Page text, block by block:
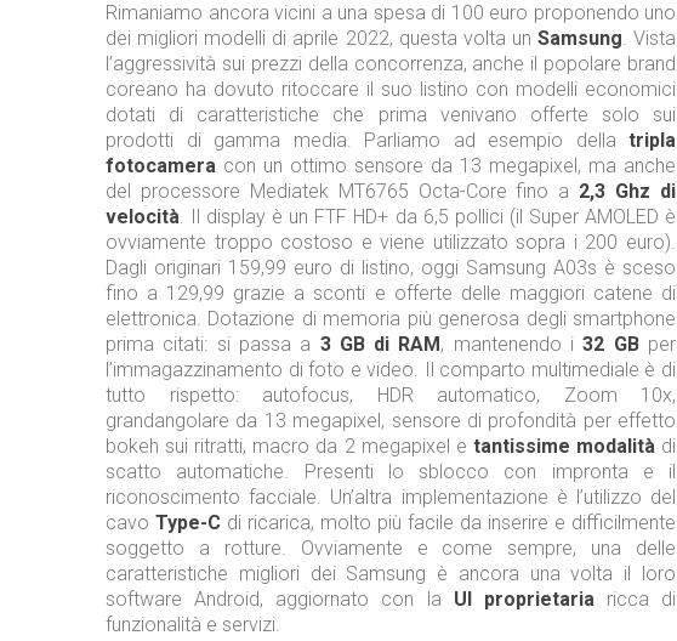
Rimaniamo ancora vicini a una spesa di 100 euro proponendo uno
dei migliori modelli di aprile 2022, questa volta un Samsung. Vista
l’aggressività sui prezzi della concorrenza, anche il popolare brand
coreano ha dovuto ritoccare il suo listino con modelli economici
dotati di caratteristiche che prima venivano offerte solo sui
prodotti di gamma media. Parliamo ad esempio della tripla
fotocamera con un ottimo sensore da 13 megapixel, ma anche
del processore Mediatek MT6765 Octa-Core fino a 2,3 Ghz di
velocità. Il display è un FTF HD+ da 6,5 pollici (il Super AMOLED è
ovviamente troppo costoso e viene utilizzato sopra i 200 euro).
Dagli originari 159,99 euro di listino, oggi Samsung A03s è sceso
fino a 129,99 grazie a sconti e offerte delle maggiori catene di
elettronica. Dotazione di memoria più generosa degli smartphone
prima citati: si passa a 3 GB di RAM , mantenendo i32 GBper
l’immagazzinamento di foto e video. Il comparto multimediale è di
tutto rispetto: autofocus, HDR automatico, Zoom 10x,
grandangolare da 13 megapixel, sensore di profondità per effetto
bokeh sui ritratti, macro da 2 megapixel e tantissime modalitàdi
scatto automatiche. Presenti lo sblocco con impronta e il
riconoscimento facciale. Un’altra implementazione è l’utilizzo del
cavo Type-C di ricarica, molto più facile da inserire e difficilmente
soggetto a rotture. Ovviamente e come sempre, una delle
caratteristiche migliori dei Samsung è ancora una volta il loro
software Android, aggiornato con la UI proprietariaricca di
funzionalità e servizi.